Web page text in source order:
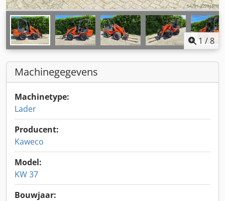
1 /8
Machinegegevens
Machinetype:
Lader
Producent:
Kaweco
Model:
KW 37
Bouwjaar: